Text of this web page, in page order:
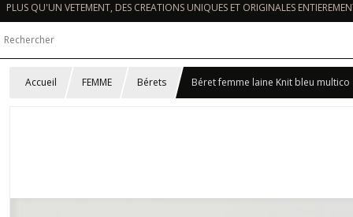
PLUS QU'UN VETEMENT, DES CREATIONS UNIQUES ET ORIGINALES
Accueil FEMME Bérets Béret femme laine Knit bleu multico